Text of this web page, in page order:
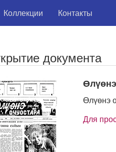
Коллекции Контакты
документа
Өлүөнэ
Для